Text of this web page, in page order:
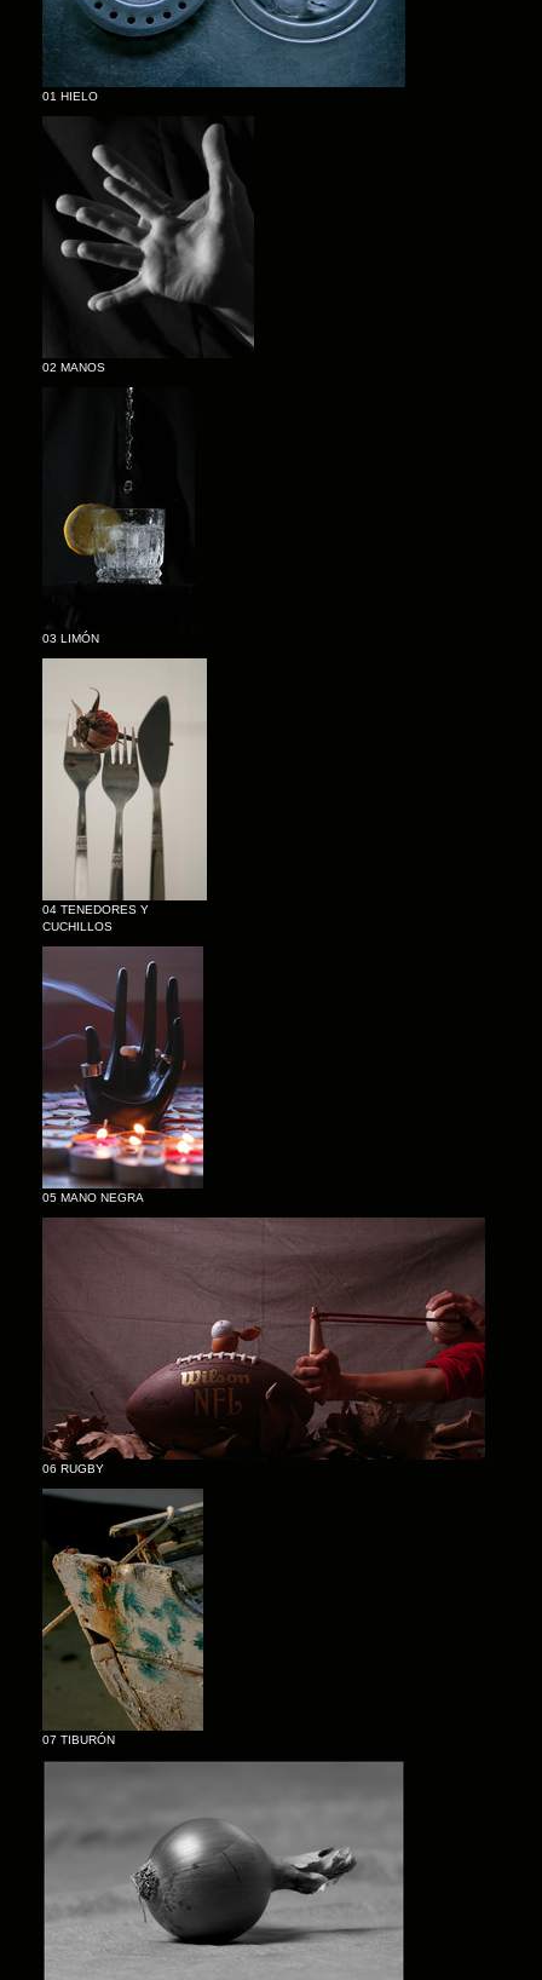
01 HIELO
02 MANOS
03 LIMÓN
04 TENEDORES Y
CUCHILLOS
05 MANO NEGRA
06 RUGBY
07 TIBURÓN